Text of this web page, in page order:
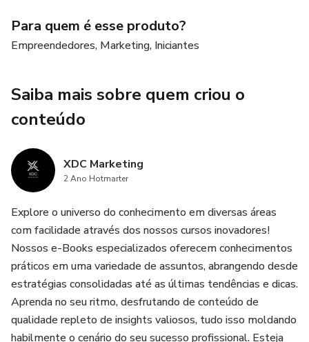
Capítulo 2: Topo do Funil: Atraindo a Atenção
Marketing de conteúdo: criando material relevante e
valioso.
Uso de mídias sociais, SEO e anúncios para gerar tráfego.
Capítulo 3: Meio do Funil: Nutrindo o Interesse
Construção de relacionamentos com os leads.
Automação de marketing: e-mails segmentados e fluxos
de nutrição.
Oferecendo conteúdo mais aprofundado, como webinars e
estudos de caso.
Para quem é esse produto?
Empreendedores, Marketing, Iniciantes
Saiba mais sobre quem criou o
conteúdo
XDC Marketing
2 Ano Hotmarter
Explore o universo do conhecimento em diversas áreas
com facilidade através dos nossos cursos inovadores!
Nossos e-Books especializados oferecem conhecimentos
práticos em uma variedade de assuntos, abrangendo desde
estratégias consolidadas até as últimas tendências e dicas.
Aprenda no seu ritmo, desfrutando de conteúdo de
qualidade repleto de insights valiosos, tudo isso moldando
habilmente o cenário do seu sucesso profissional. Esteja